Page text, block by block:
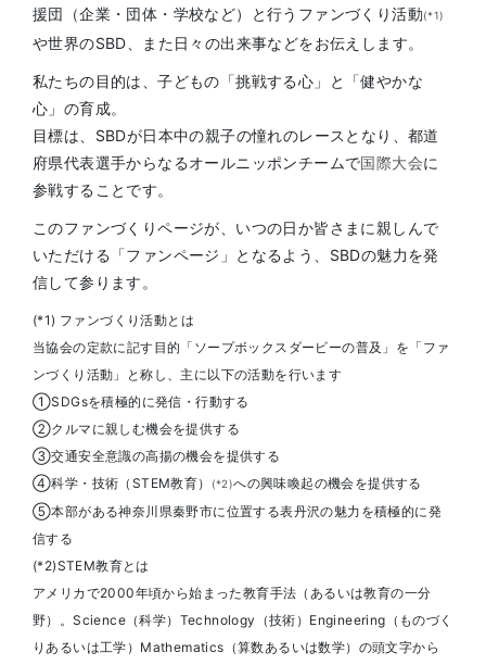
援団（企業・団体・学校など）と行うファンづくり活動(*1)
や世界のSBD、また日々の出来事などをお伝えします。
私たちの目的は、子どもの「挑戦する心」と「健やかな
心」の育成。
目標は、SBDが日本中の親子の憧れのレースとなり、都道
府県代表選手からなるオールニッポンチームで国際大会に
参戦することです。
このファンづくりページが、いつの日か皆さまに親しんで
いただける「ファンページ」となるよう、SBDの魅力を発
信して参ります。
(*1) ファンづくり活動とは
当協会の定款に記す目的「ソープボックスダービーの普及」を「ファ
ンづくり活動」と称し、主に以下の活動を行います
①SDGsを積極的に発信・行動する
②クルマに親しむ機会を提供する
③交通安全意識の高揚の機会を提供する
④科学・技術（STEM教育）
(*2)への興味喚起の機会を提供する
⑤本部がある神奈川県秦野市に位置する表丹沢の魅力を積極的に発
信する
(*2)STEM教育とは
アメリカで2000年頃から始まった教育手法（あるいは教育の一分
野）。Science（科学）Technology（技術）Engineering（ものづく
りあるいは工学）Mathematics（算数あるいは数学）の頭文字から